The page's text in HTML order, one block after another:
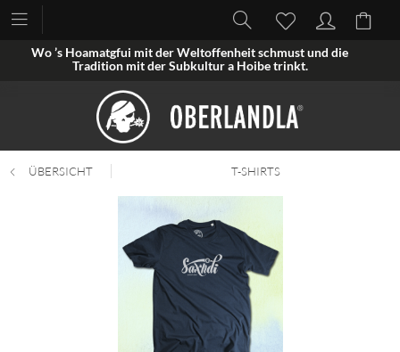
Wo ’s Hoamatgfui mit der Weltoffenheit schmust und die
Tradition mit der Subkultur a Hoibe trinkt.
ÜBERSICHT T-SHIRTS